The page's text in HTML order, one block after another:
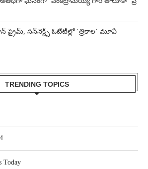
సన్‌నెక్ట్స్ ఓటీటీల్లో ‘త్రికాల’ మూవీ
TRENDING TOPICS
Today